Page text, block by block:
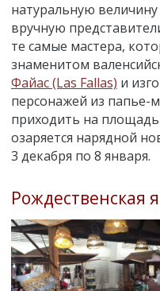
натуральную
вручную
те самые мастера,
знаменитом
Файас (Las Fallas) и
персонажей из папье-
приходить на
озаряется нарядной
3 декабря по 8 января.
Рождественская